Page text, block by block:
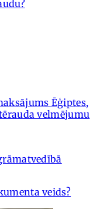
Ēģiptes,
velmējumu
veids?